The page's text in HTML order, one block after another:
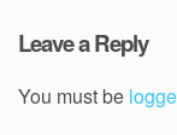
Leave a Reply
You must be